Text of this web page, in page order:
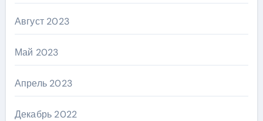
Август 2023
Май 2023
Апрель 2023
Декабрь 2022